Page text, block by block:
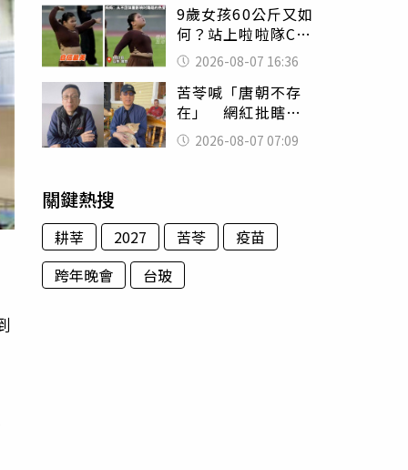
嚇壞女兒
9歲女孩60公斤又如
何？站上啦啦隊C位
驚艷全場 千萬網
友被圈粉
2026-08-07 16:36
苦苓喊「唐朝不存
在」 網紅批瞎編
歷史：李白、杜甫
用鮮卑文寫詩？
2026-08-07 07:09
關鍵熱搜
耕莘 2027 苦苓
疫苗
跨年晚會
台玻